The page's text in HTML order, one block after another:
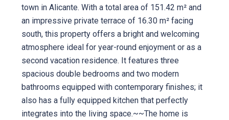
town in Alicante. With a total area of 151.42 m² and
an impressive private terrace of 16.30 m² facing
south, this property offers a bright and welcoming
atmosphere ideal for year-round enjoyment or as a
second vacation residence. It features three
spacious double bedrooms and two modern
bathrooms equipped with contemporary finishes; it
also has a fully equipped kitchen that perfectly
integrates into the living space.~~The home is